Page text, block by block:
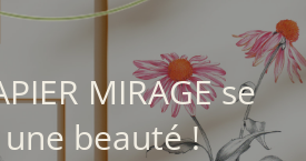
MIRAGE se
beauté !